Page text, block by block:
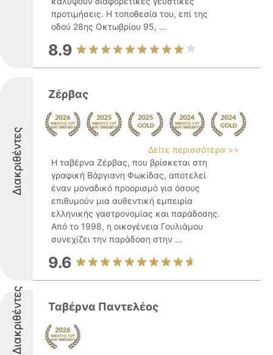
προτιμήσεις. Η τοποθεσία του, επί της
οδού 28ης Οκτωβρίου 95, ...
8.9
Διακριθέντες
Ζέρβας
Δείτε περισσότερα >>
Η ταβέρνα Ζέρβας, που βρίσκεται στη
γραφική Βάργιανη Φωκίδας, αποτελεί
έναν μοναδικό προορισμό για όσους
επιθυμούν μια αυθεντική εμπειρία
ελληνικής γαστρονομίας και παράδοσης.
Από το 1998, η οικογένεια Γουλιάμου
συνεχίζει την παράδοση στην ...
9.6
Διακριθέντες Ταβέρνα Παντελέος